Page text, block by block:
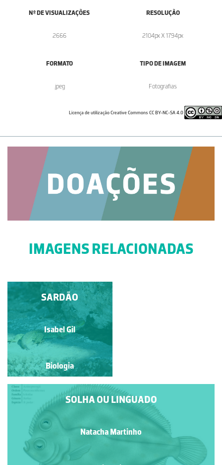
Nº DE VISUALIZAÇÕES
2666
RESOLUÇÃO
2104px X 1794px
FORMATO
.jpeg
TIPO DE IMAGEM
Fotografias
Licença de utilização Creative Commons CC BY-NC-SA 4.0
IMAGENS RELACIONADAS
PALOMENA PRASINA
Manuela Lopes
Biologia
SOLHA OU LINGUADO
Natacha Martinho
SARDÃO
Isabel Gil
Biologia